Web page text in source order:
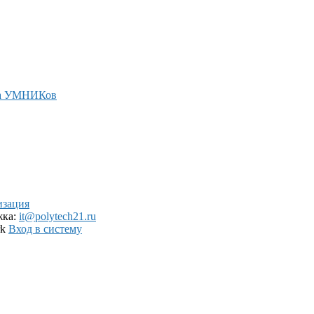
УМНИКов
it@polytech21.ru
Вход в систему